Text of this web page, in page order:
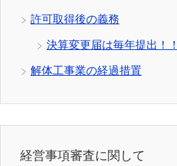
許可取得後の義務
決算変更届は毎年提出！！
解体工事業の経過措置
経営事項審査に関して